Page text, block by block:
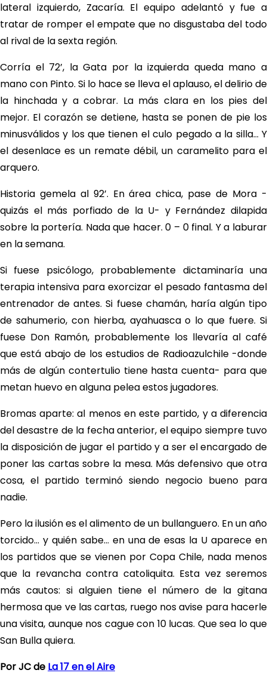
lateral izquierdo, Zacaría. El equipo adelantó y fue a
tratar de romper el empate que no disgustaba del todo
al rival de la sexta región.
Corría el 72’, la Gata por la izquierda queda mano a
mano con Pinto. Si lo hace se lleva el aplauso, el delirio de
la hinchada y a cobrar. La más clara en los pies del
mejor. El corazón se detiene, hasta se ponen de pie los
minusválidos y los que tienen el culo pegado a la silla… Y
el desenlace es un remate débil, un caramelito para el
arquero.
Historia gemela al 92’. En área chica, pase de Mora -
quizás el más porfiado de la U- y Fernández dilapida
sobre la portería. Nada que hacer. 0 – 0 final. Y a laburar
en la semana.
Si fuese psicólogo, probablemente dictaminaría una
terapia intensiva para exorcizar el pesado fantasma del
entrenador de antes. Si fuese chamán, haría algún tipo
de sahumerio, con hierba, ayahuasca o lo que fuere. Si
fuese Don Ramón, probablemente los llevaría al café
que está abajo de los estudios de Radioazulchile -donde
más de algún contertulio tiene hasta cuenta- para que
metan huevo en alguna pelea estos jugadores.
Bromas aparte: al menos en este partido, y a diferencia
del desastre de la fecha anterior, el equipo siempre tuvo
la disposición de jugar el partido y a ser el encargado de
poner las cartas sobre la mesa. Más defensivo que otra
cosa, el partido terminó siendo negocio bueno para
nadie.
Pero la ilusión es el alimento de un bullanguero. En un año
torcido… y quién sabe… en una de esas la U aparece en
los partidos que se vienen por Copa Chile, nada menos
que la revancha contra catoliquita. Esta vez seremos
más cautos: si alguien tiene el número de la gitana
hermosa que ve las cartas, ruego nos avise para hacerle
una visita, aunque nos cague con 10 lucas. Que sea lo que
San Bulla quiera.
Por JC de La 17 en el Aire